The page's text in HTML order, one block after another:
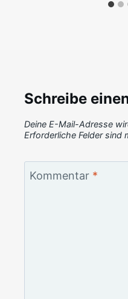
Schreibe
Deine E-Mail-Adresse
Erforderliche Felder sind
Kommentar *